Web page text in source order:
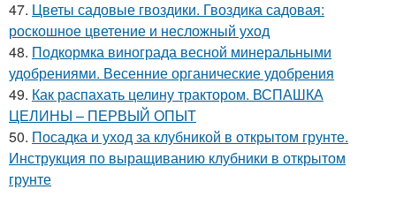
47. Цветы садовые гвоздики. Гвоздика садовая:
роскошное цветение и несложный уход
48. Подкормка винограда весной минеральными
удобрениями. Весенние органические удобрения
49. Как распахать целину трактором. ВСПАШКА
ЦЕЛИНЫ – ПЕРВЫЙ ОПЫТ
50. Посадка и уход за клубникой в открытом грунте.
Инструкция по выращиванию клубники в открытом
грунте